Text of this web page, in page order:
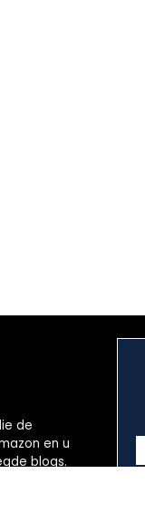
de
en u
blogs.